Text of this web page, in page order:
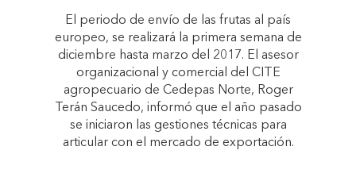
El periodo de envío de las frutas al país
europeo, se realizará la primera semana de
diciembre hasta marzo del 2017. El asesor
organizacional y comercial del CITE
agropecuario de Cedepas Norte, Roger
Terán Saucedo, informó que el año pasado
se iniciaron las gestiones técnicas para
articular con el mercado de exportación.